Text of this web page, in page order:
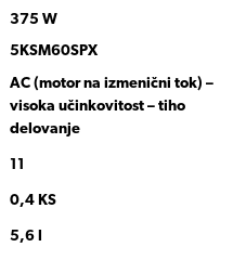
375 W
5KSM60SPX
AC (motor na izmenični tok) –
visoka učinkovitost – tiho
delovanje
11
0,4 KS
5,6 l